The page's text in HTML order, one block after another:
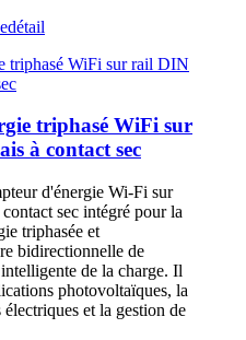
détail
triphasé WiFi sur
à contact sec
d'énergie Wi-Fi sur
sec intégré pour la
triphasée et
bidirectionnelle de
de la charge. Il
photovoltaïques, la
et la gestion de